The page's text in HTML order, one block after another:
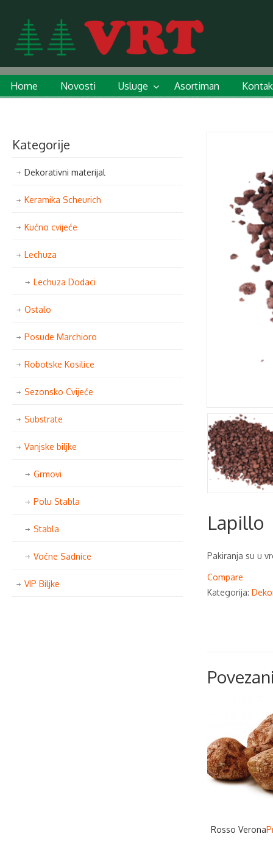
Home Novosti Usluge Asortiman
Lapillo
Pakiranja su u
Compare
Kategorija:
Rosso Verona
Kategorije
Dekorativni materijal
Keramika Scheurich
Kućno cvijeće
Lechuza
Lechuza Dodaci
Ostalo
Posude Marchioro
Robotske Kosilice
Sezonsko Cvijeće
Substrate
Vanjske biljke
Grmovi
Polu Stabla
Stabla
Voćne Sadnice
VIP Biljke